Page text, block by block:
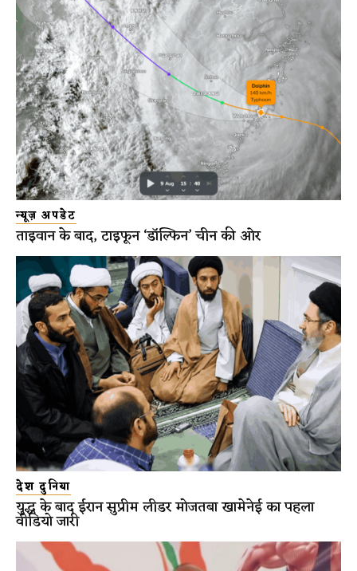
न्यूज़ अपडेट
ताइवान के बाद, टाइफून ‘डॉल्फिन’ चीन की ओर
देश दुनिया
युद्ध के बाद ईरान सुप्रीम लीडर मोजतबा खामेनेई का पहला
वीडियो जारी